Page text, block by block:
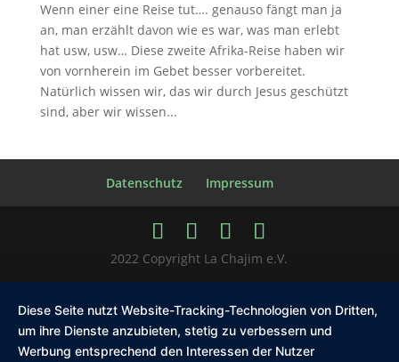
Wenn einer eine Reise tut…. genauso fängt man ja
an, man erzählt davon wie es war, was man erlebt
hat usw, usw… Diese zweite Afrika-Reise haben wir
von vornherein im Gebet besser vorbereitet.
Natürlich wissen wir, das wir durch Jesus geschützt
sind, aber wir wissen...
Datenschutz Impressum
2022 Copyright La Chajim e.V.
Diese Seite nutzt Website-Tracking-Technologien von Dritten,
um ihre Dienste anzubieten, stetig zu verbessern und
Werbung entsprechend den Interessen der Nutzer